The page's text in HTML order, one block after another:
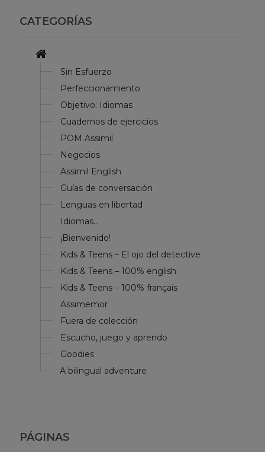
CATEGORÍAS
Sin Esfuerzo
Perfeccionamiento
Objetivo: Idiomas
Cuadernos de ejercicios
POM Assimil
Negocios
Assimil English
Guías de conversación
Lenguas en libertad
Idiomas...
¡Bienvenido!
Kids & Teens – El ojo del detective
Kids & Teens – 100% english
Kids & Teens – 100% français
Assimemor
Fuera de colección
Escucho, juego y aprendo
Goodies
A bilingual adventure
PÁGINAS